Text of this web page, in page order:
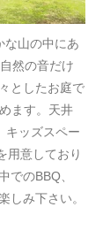
な山の中にあ
然の音だけ
としたお庭で
ます。天井
キッズスペー
用意しており
でのBBQ、
しみ下さい。